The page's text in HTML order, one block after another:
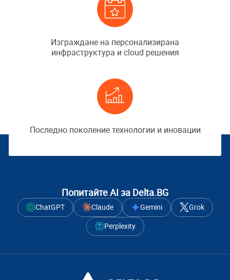
Изграждане на персонализирана
инфраструктура и cloud решения
Последно поколение технологии и иновации
Попитайте AI за Delta.BG
ChatGPT Claude Gemini Grok
Perplexity